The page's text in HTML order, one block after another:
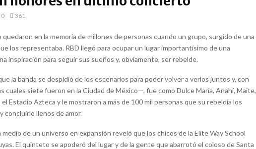
0 361
en la memoria de millones de personas cuando un grupo, surgido de una
los representaba. RBD llegó para ocupar un lugar importantísimo de una
inspiración para seguir sus sueños y, obviamente, ser rebelde.
la banda se despidió de los escenarios para poder volver a verlos juntos y, con
cuales siete fueron en la Ciudad de México—, fue como Dulce María, Anahí, Maite,
Estadio Azteca y le mostraron a más de 100 mil personas que su rebeldía los
concluirlo llenos de amor.
de un universo en expansión reveló que los chicos de la Elite Way School
El quinteto se apoderó del lugar y de la gente que abarrotó el coloso de Santa